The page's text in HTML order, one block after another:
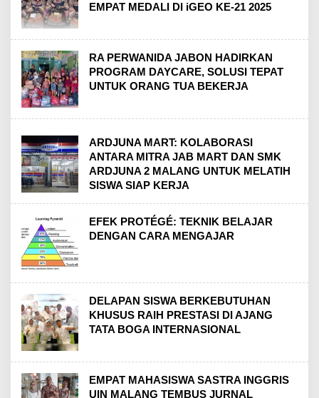
EMPAT MEDALI DI iGEO KE-21 2025
RA PERWANIDA JABON HADIRKAN
PROGRAM DAYCARE, SOLUSI TEPAT
UNTUK ORANG TUA BEKERJA
ARDJUNA MART: KOLABORASI
ANTARA MITRA JAB MART DAN SMK
ARDJUNA 2 MALANG UNTUK MELATIH
SISWA SIAP KERJA
EFEK PROTÉGÉ: TEKNIK BELAJAR
DENGAN CARA MENGAJAR
DELAPAN SISWA BERKEBUTUHAN
KHUSUS RAIH PRESTASI DI AJANG
TATA BOGA INTERNASIONAL
EMPAT MAHASISWA SASTRA INGGRIS
UIN MALANG TEMBUS JURNAL